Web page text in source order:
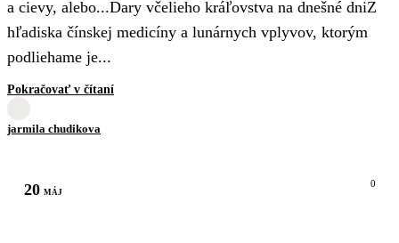
a cievy, alebo...Dary včelieho kráľovstva na dnešné dniZ
hľadiska čínskej medicíny a lunárnych vplyvov, ktorým
podliehame je...
Pokračovať v čítaní
jarmila chudikova
20 MÁJ
0